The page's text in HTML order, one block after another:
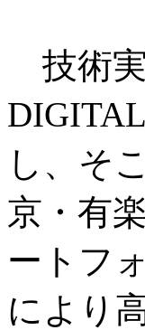
技術
し、そ
京・有
ートフ
により